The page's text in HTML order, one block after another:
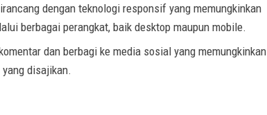
dengan teknologi responsif yang memungkinkan
berbagai perangkat, baik desktop maupun mobile.
dan berbagi ke media sosial yang memungkinkan
disajikan.